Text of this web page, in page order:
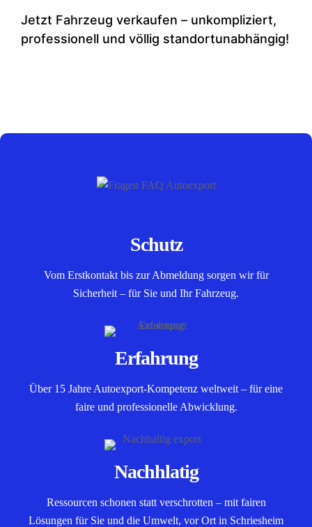
Jetzt Fahrzeug verkaufen – unkompliziert,
professionell und völlig standortunabhängig!
Schutz
Vom Erstkontakt bis zur Abmeldung sorgen wir für
Sicherheit – für Sie und Ihr Fahrzeug.
Erfahrung
Über 15 Jahre Autoexport-Kompetenz weltweit – für eine
faire und professionelle Abwicklung.
Nachhlatig
Ressourcen schonen statt verschrotten – mit fairen
Lösungen für Sie und die Umwelt, vor Ort in Schriesheim